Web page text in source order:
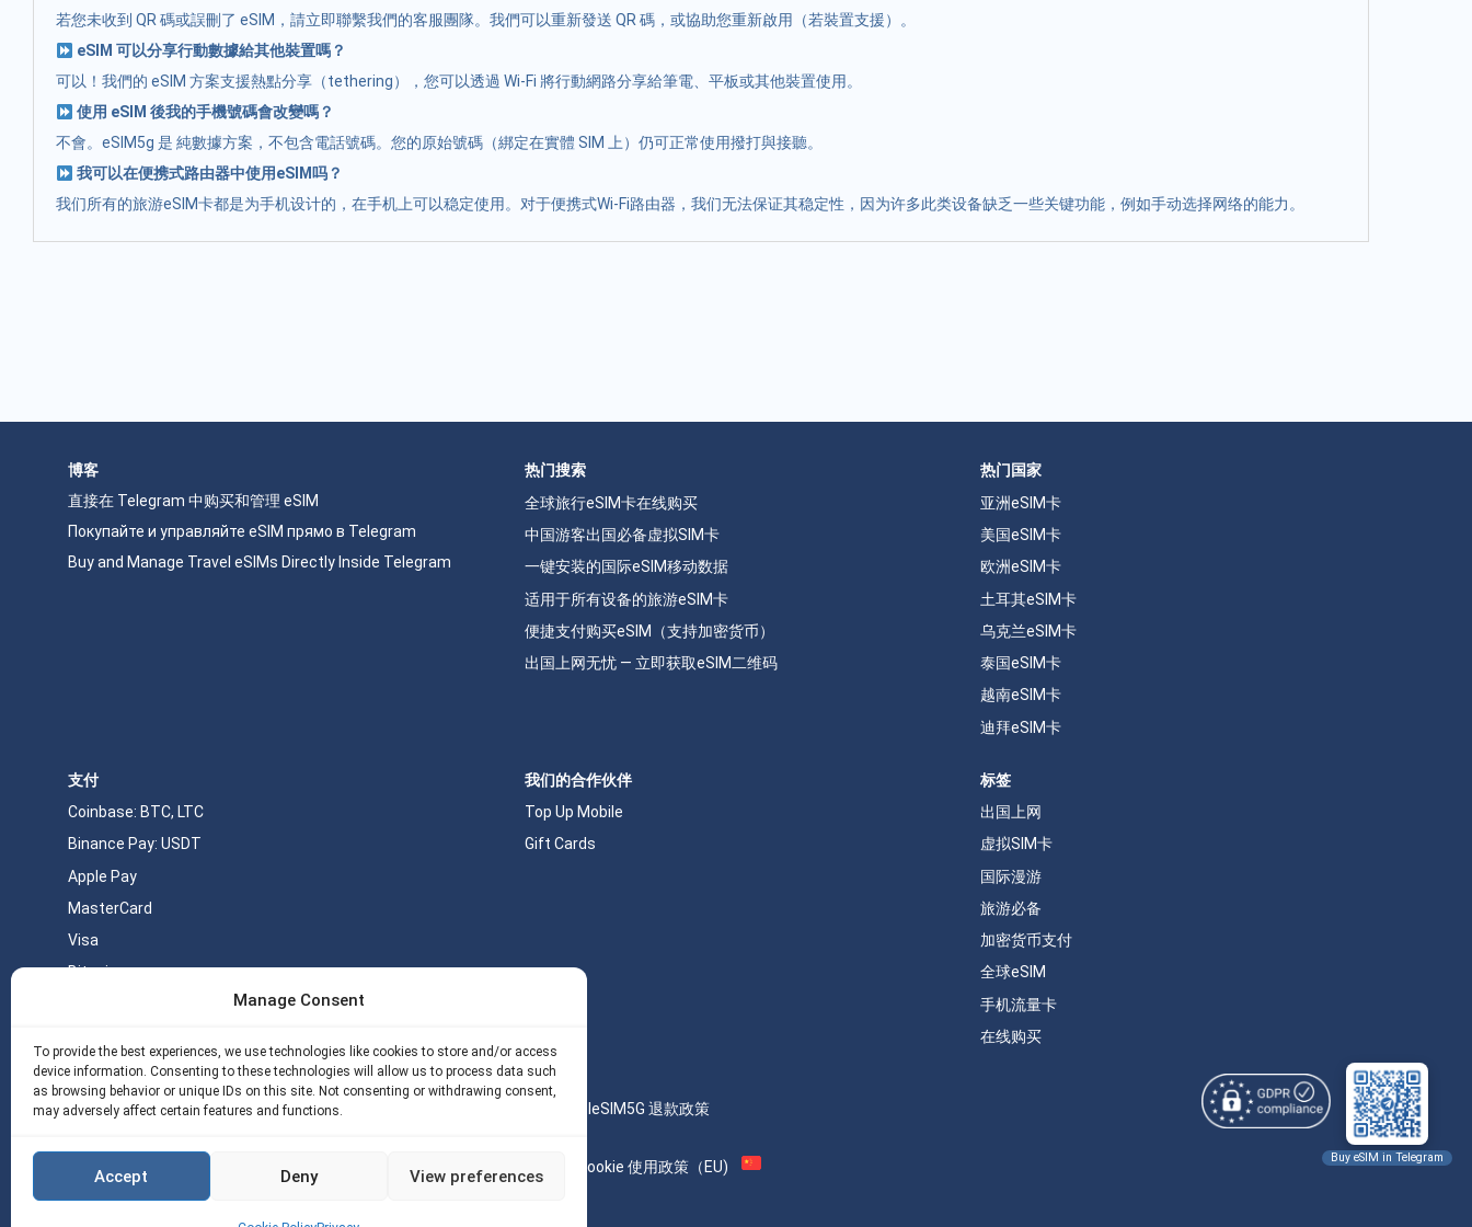
Manage Consent
To provide the best experiences, we use technologies like cookies to store and/or access
device information. Consenting to these technologies will allow us to process data such
as browsing behavior or unique IDs on this site. Not consenting or withdrawing consent,
may adversely affect certain features and functions.
Accept Deny View preferences
若您未收到 QR 碼或誤刪了 eSIM，請立即聯繫我們的客服團隊。我們可以重新發送 QR 碼，或協助您重新啟用（若裝置支援）。
eSIM 可以分享行動數據給其他裝置嗎？
可以！我們的 eSIM 方案支援熱點分享（tethering），您可以透過 Wi-Fi 將行動網路分享給筆電、平板或其他裝置使用。
使用 eSIM 後我的手機號碼會改變嗎？
不會。eSIM5g 是 純數據方案，不包含電話號碼。您的原始號碼（綁定在實體 SIM 上）仍可正常使用撥打與接聽。
我可以在便携式路由器中使用eSIM吗？
我们所有的旅游eSIM卡都是为手机设计的，在手机上可以稳定使用。对于便携式Wi-Fi路由器，我们无法保证其稳定性，因为许多此类设备缺乏一些关键功能，例如手动选择网络的能力。
博客
直接在 Telegram 中购买和管理 eSIM
Покупайте и управляйте eSIM прямо в Telegram
Buy and Manage Travel eSIMs Directly Inside Telegram
热门搜索
全球旅行eSIM卡在线购买
中国游客出国必备虚拟SIM卡
一键安装的国际eSIM移动数据
适用于所有设备的旅游eSIM卡
便捷支付购买eSIM（支持加密货币）
出国上网无忧 — 立即获取eSIM二维码
热门国家
亚洲eSIM卡
美国eSIM卡
欧洲eSIM卡
土耳其eSIM卡
乌克兰eSIM卡
泰国eSIM卡
越南eSIM卡
迪拜eSIM卡
支付
Coinbase: BTC, LTC
Binance Pay: USDT
Apple Pay
MasterCard
Visa
Bitcoin
我们的合作伙伴
Top Up Mobile
Gift Cards
标签
出国上网
虚拟SIM卡
国际漫游
旅游必备
加密货币支付
全球eSIM
手机流量卡
在线购买
关于 eSIM5gYour Tickets eSIM5G 退款政策
使用条款隐私政策 Cookie 使用政策（EU)
Buy eSIM in Telegram